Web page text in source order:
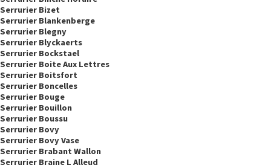
Serrurier Bizet
Serrurier Blankenberge
Serrurier Blegny
Serrurier Blyckaerts
Serrurier Bockstael
Serrurier Boite Aux Lettres
Serrurier Boitsfort
Serrurier Boncelles
Serrurier Bouge
Serrurier Bouillon
Serrurier Boussu
Serrurier Bovy
Serrurier Bovy Vase
Serrurier Brabant Wallon
Serrurier Braine L Alleud